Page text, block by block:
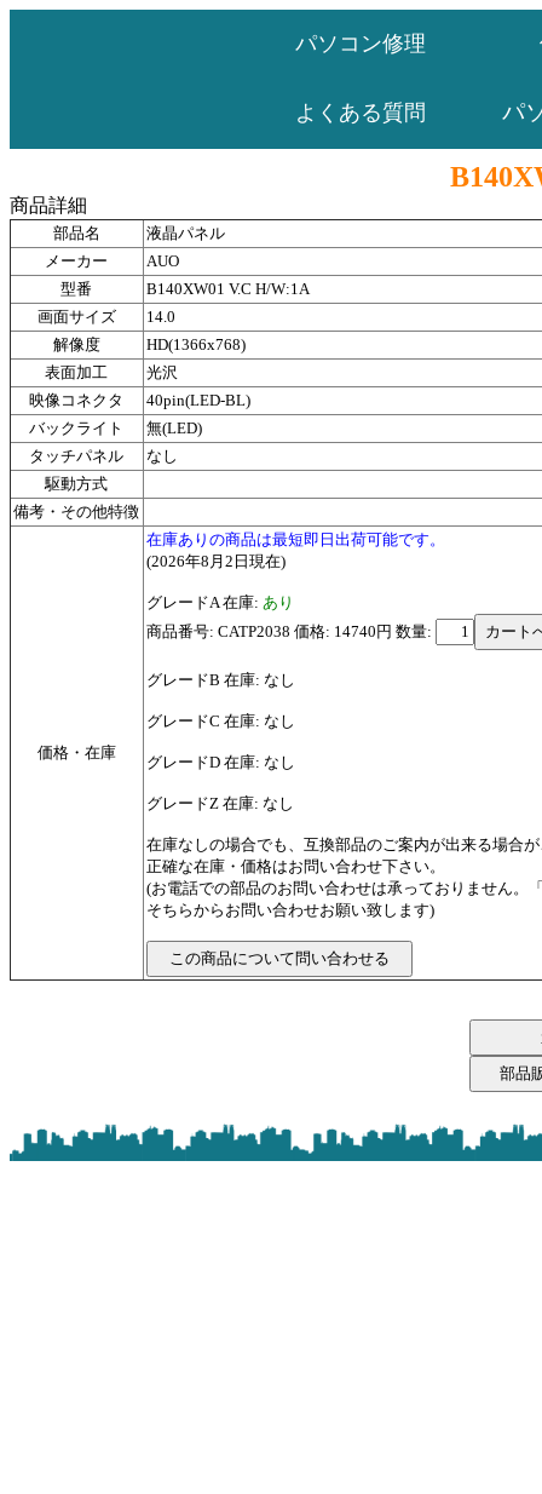
パソコン修理
よくある質問 パ
商品詳細
部品名
液晶パネル
メーカー
AUO
型番
B140XW01 V.C H/W:1A
画面サイズ
14.0
解像度
HD(1366x768)
表面加工
光沢
映像コネクタ
40pin(LED-BL)
バックライト
無(LED)
タッチパネル
なし
駆動方式
備考・その他特徴
価格・在庫
在庫ありの商品は最短即日出荷可能です。
(2026年8月2日現在)
グレードA 在庫: あり
商品番号: CATP2038 価格: 14740円 数量:
グレードB 在庫: なし
グレードC 在庫: なし
グレードD 在庫: なし
グレードZ 在庫: なし
在庫なしの場合でも、互換部品のご案内が出来る場合
正確な在庫・価格はお問い合わせ下さい。
(お電話での部品のお問い合わせは承っておりません。
そちらからお問い合わせお願い致します)